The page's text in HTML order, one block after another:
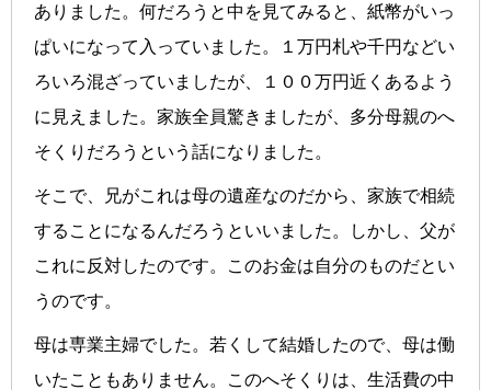
ありました。何だろうと中を見てみると、紙幣がいっ
ぱいになって入っていました。１万円札や千円などい
ろいろ混ざっていましたが、１００万円近くあるよう
に見えました。家族全員驚きましたが、多分母親のへ
そくりだろうという話になりました。
そこで、兄がこれは母の遺産なのだから、家族で相続
することになるんだろうといいました。しかし、父が
これに反対したのです。このお金は自分のものだとい
うのです。
母は専業主婦でした。若くして結婚したので、母は働
いたこともありません。このへそくりは、生活費の中